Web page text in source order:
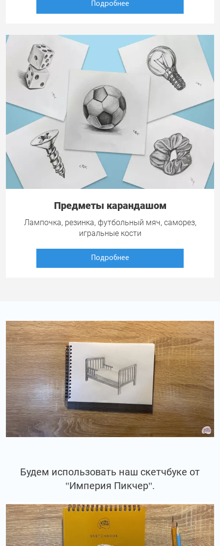
Подробнее
Предметы карандашом
Лампочка, резинка, футбольный мяч, саморез,
игральные кости
Подробнее
Будем использовать наш скетчбуке от
"Империя Пикчер".